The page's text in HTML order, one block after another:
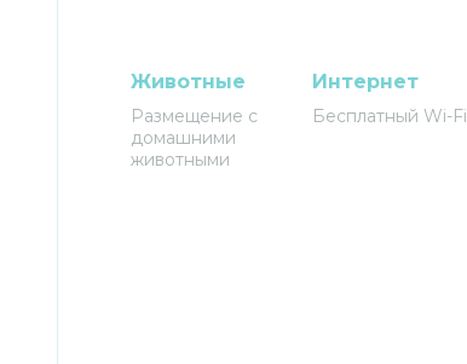
Животные
Размещение с
домашними
животными
Интернет
Бесплатный Wi-Fi